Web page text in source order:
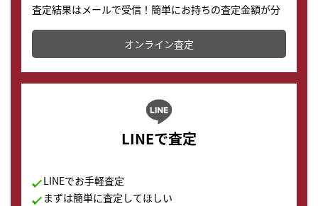
査定結果はメールで受信！簡単にお持ちの査定金額が分
かります。
オンライン査定
LINEで査定
LINEでお手軽査定
まずは簡単に査定してほしい